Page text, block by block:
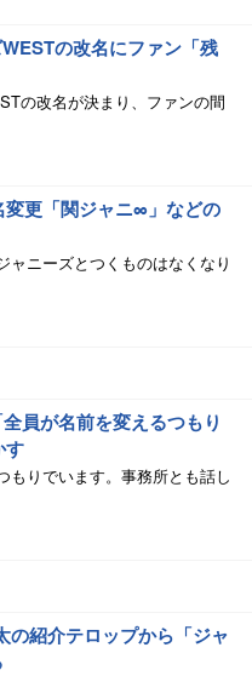
の改名にファン「残
の改名が決まり、ファンの間
更「関ジャニ∞」などの
ャニーズとつくものはなくなり
員が名前を変えるつもり
す
もりでいます。事務所とも話し
の紹介テロップから「ジャ